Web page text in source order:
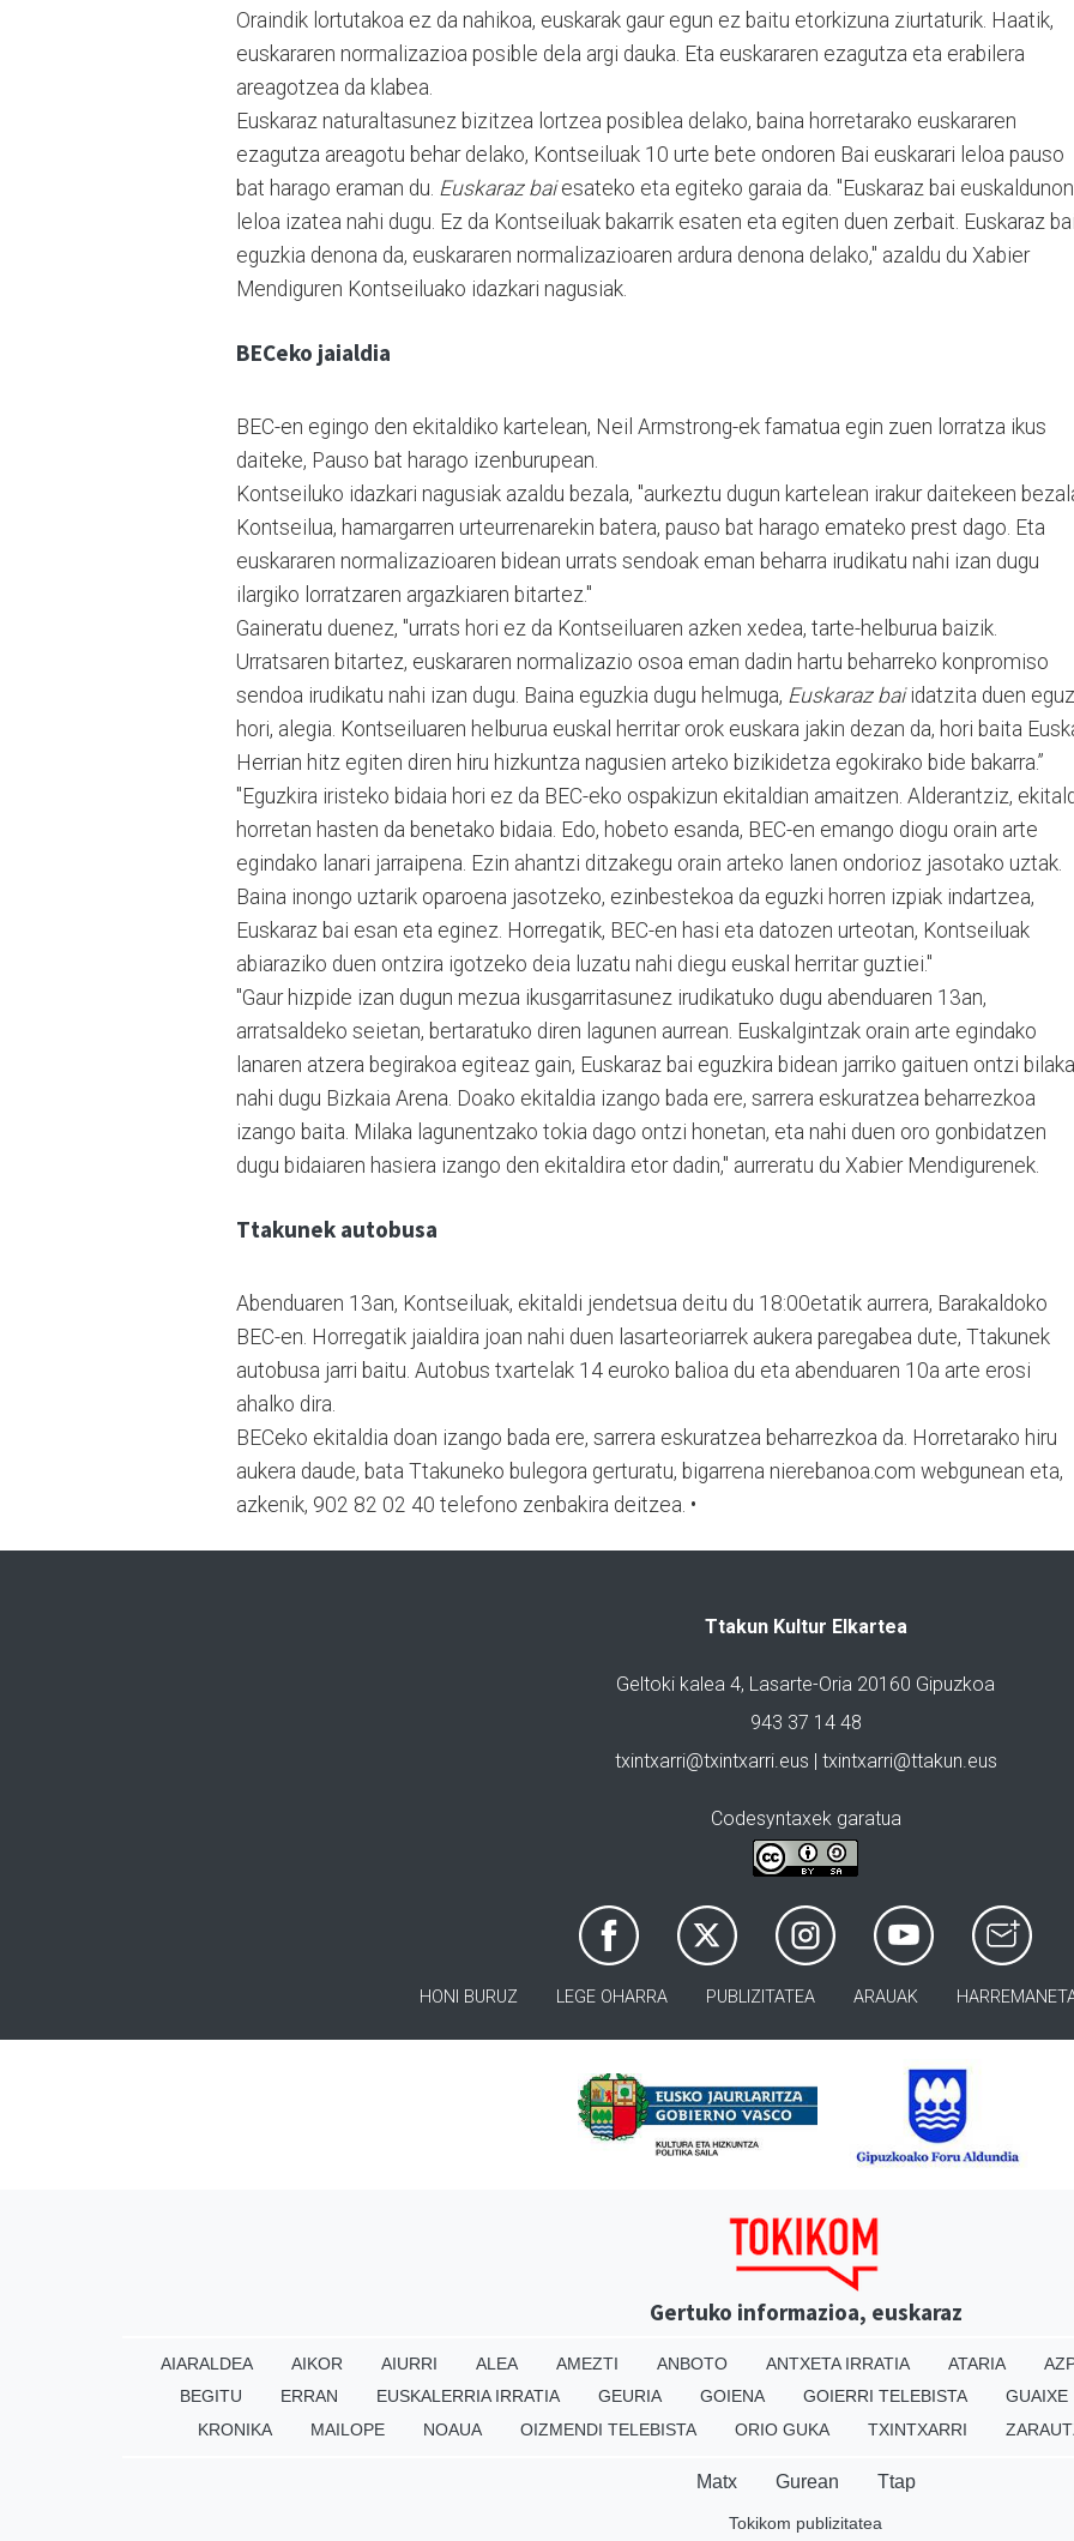
Oraindik lortutakoa ez da nahikoa, euskarak gaur egun ez baitu etorkizuna ziurtaturik. Haatik,
euskararen normalizazioa posible dela argi dauka. Eta euskararen ezagutza eta erabilera
areagotzea da klabea.
Euskaraz naturaltasunez bizitzea lortzea posiblea delako, baina horretarako euskararen
ezagutza areagotu behar delako, Kontseiluak 10 urte bete ondoren Bai euskarari leloa pauso
bat harago eraman du. Euskaraz baiesateko eta egiteko garaia da. "Euskaraz bai euskaldunon
leloa izatea nahi dugu. Ez da Kontseiluak bakarrik esaten eta egiten duen zerbait. Euskaraz
eguzkia denona da, euskararen normalizazioaren ardura denona delako," azaldu du Xabier
Mendiguren Kontseiluako idazkari nagusiak.
BECeko jaialdia
BEC-en egingo den ekitaldiko kartelean, Neil Armstrong-ek famatua egin zuen lorratza ikus
daiteke, Pauso bat harago izenburupean.
Kontseiluko idazkari nagusiak azaldu bezala, "aurkeztu dugun kartelean irakur daitekeen
Kontseilua, hamargarren urteurrenarekin batera, pauso bat harago emateko prest dago. Eta
euskararen normalizazioaren bidean urrats sendoak eman beharra irudikatu nahi izan dugu
ilargiko lorratzaren argazkiaren bitartez."
Gaineratu duenez, "urrats hori ez da Kontseiluaren azken xedea, tarte-helburua baizik.
Urratsaren bitartez, euskararen normalizazio osoa eman dadin hartu beharreko konpromiso
sendoa irudikatu nahi izan dugu. Baina eguzkia dugu helmuga, Euskaraz baiidatzita duen
hori, alegia. Kontseiluaren helburua euskal herritar orok euskara jakin dezan da, hori baita
Herrian hitz egiten diren hiru hizkuntza nagusien arteko bizikidetza egokirako bide bakarra.”
"Eguzkira iristeko bidaia hori ez da BEC-eko ospakizun ekitaldian amaitzen. Alderantziz,
horretan hasten da benetako bidaia. Edo, hobeto esanda, BEC-en emango diogu orain arte
egindako lanari jarraipena. Ezin ahantzi ditzakegu orain arteko lanen ondorioz jasotako uztak.
Baina inongo uztarik oparoena jasotzeko, ezinbestekoa da eguzki horren izpiak indartzea,
Euskaraz bai esan eta eginez. Horregatik, BEC-en hasi eta datozen urteotan, Kontseiluak
abiaraziko duen ontzira igotzeko deia luzatu nahi diegu euskal herritar guztiei."
"Gaur hizpide izan dugun mezua ikusgarritasunez irudikatuko dugu abenduaren 13an,
arratsaldeko seietan, bertaratuko diren lagunen aurrean. Euskalgintzak orain arte egindako
lanaren atzera begirakoa egiteaz gain, Euskaraz bai eguzkira bidean jarriko gaituen ontzi
nahi dugu Bizkaia Arena. Doako ekitaldia izango bada ere, sarrera eskuratzea beharrezkoa
izango baita. Milaka lagunentzako tokia dago ontzi honetan, eta nahi duen oro gonbidatzen
dugu bidaiaren hasiera izango den ekitaldira etor dadin," aurreratu du Xabier Mendigurenek.
Ttakunek autobusa
Abenduaren 13an, Kontseiluak, ekitaldi jendetsua deitu du 18:00etatik aurrera, Barakaldoko
BEC-en. Horregatik jaialdira joan nahi duen lasarteoriarrek aukera paregabea dute, Ttakunek
autobusa jarri baitu. Autobus txartelak 14 euroko balioa du eta abenduaren 10a arte erosi
ahalko dira.
BECeko ekitaldia doan izango bada ere, sarrera eskuratzea beharrezkoa da. Horretarako hiru
aukera daude, bata Ttakuneko bulegora gerturatu, bigarrena nierebanoa.com webgunean eta,
azkenik, 902 82 02 40 telefono zenbakira deitzea. •
Ttakun Kultur Elkartea
Geltoki kalea 4, Lasarte-Oria 20160 Gipuzkoa
943 37 14 48
txintxarri@txintxarri.eus | txintxarri@ttakun.eus
Codesyntaxek garatua
HONI BURUZ LEGE OHARRA PUBLIZITATEA ARAUAK
Gertuko informazioa, euskaraz
AIARALDEA AIKOR AIURRI ALEA AMEZTI ANBOTO ANTXETA IRRATIA ATARIA
BEGITU
ERRAN EUSKALERRIA IRRATIA GEURIA GOIENA GOIERRI TELEBISTA
GUAIXE
KRONIKA
MAILOPE NOAUA OIZMENDI TELEBISTA ORIO GUKA TXINTXARRI
Matx Gurean Ttap
Tokikom publizitatea